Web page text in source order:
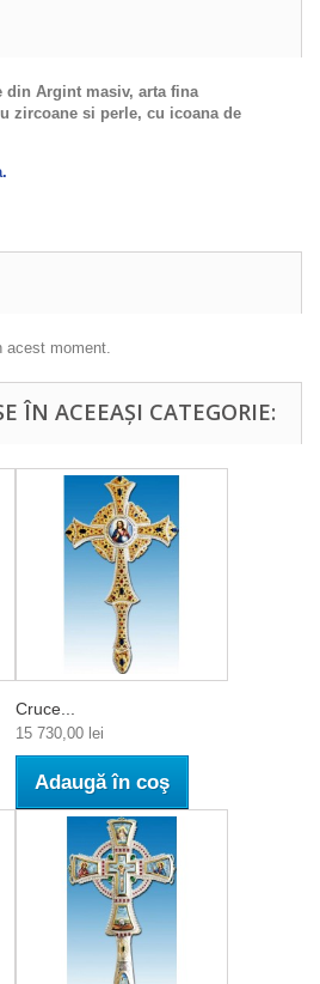
din Argint masiv, arta fina
zircoane si perle, cu icoana de
moment.
ÎN ACEEAȘI CATEGORIE:
Cruce...
15 730,00 lei
Adaugă în coş